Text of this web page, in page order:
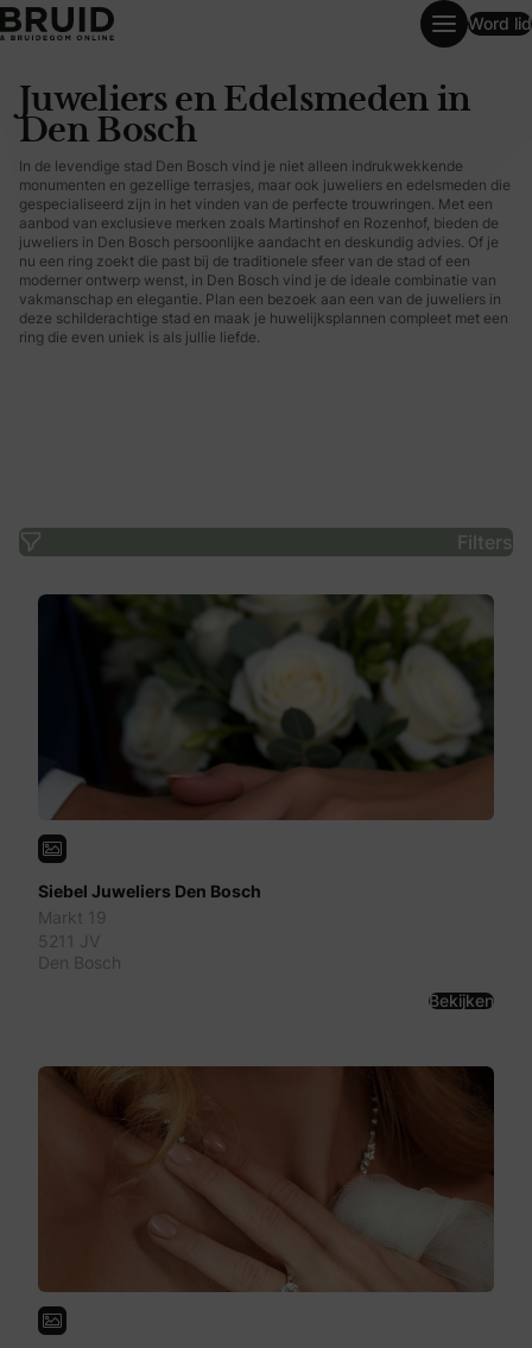
Word lid
Juweliers en Edelsmeden in
Den Bosch
In de levendige stad Den Bosch vind je niet alleen indrukwekkende
monumenten en gezellige terrasjes, maar ook juweliers en edelsmeden die
gespecialiseerd zijn in het vinden van de perfecte trouwringen. Met een
aanbod van exclusieve merken zoals Martinshof en Rozenhof, bieden de
juweliers in Den Bosch persoonlijke aandacht en deskundig advies. Of je
nu een ring zoekt die past bij de traditionele sfeer van de stad of een
moderner ontwerp wenst, in Den Bosch vind je de ideale combinatie van
vakmanschap en elegantie. Plan een bezoek aan een van de juweliers in
deze schilderachtige stad en maak je huwelijksplannen compleet met een
ring die even uniek is als jullie liefde.
Filters
Siebel Juweliers Den Bosch
Markt 19
5211 JV
Den Bosch
Bekijken